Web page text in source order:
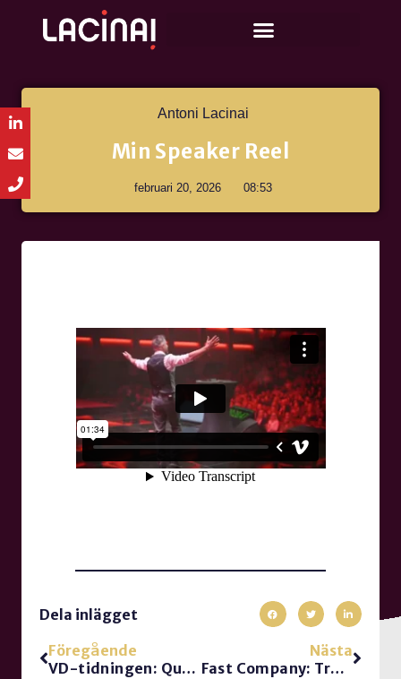
Antoni Lacinai
Min Speaker Reel
februari 20, 2026 08:53
Dela inlägget
Föregående
VD-tidningen: Quiet Cutting kan kosta mer än du tror
Nästa
Fast Company: Transparency vs Clarity. När ledarskapet blandar ihop dem.